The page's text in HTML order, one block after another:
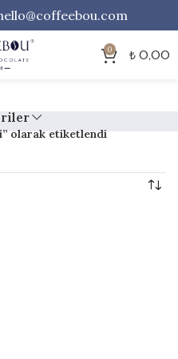
0 ₺ 0,00
olarak etiketlendi